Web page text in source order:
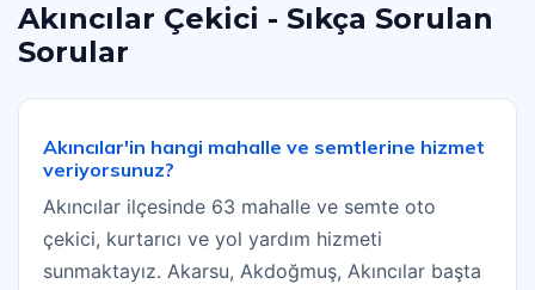
Akıncılar Çekici - Sıkça Sorulan
Sorular
Akıncılar'in hangi mahalle ve semtlerine hizmet
veriyorsunuz?
Akıncılar ilçesinde 63 mahalle ve semte oto
çekici, kurtarıcı ve yol yardım hizmeti
sunmaktayız. Akarsu, Akdoğmuş, Akıncılar başta